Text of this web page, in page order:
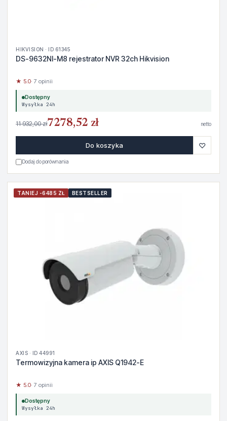
HIKVISION · ID 61345
DS-9632NI-M8 rejestrator NVR 32ch Hikvision
★ 5.0· 7 opinii
Dostępny
Wysyłka 24h
11 932,00 zł7278,52 zł netto
Do koszyka ♡
Dodaj do porównania
TANIEJ -6485 ZŁ BESTSELLER
AXIS · ID 44991
Termowizyjna kamera ip AXIS Q1942-E
★ 5.0· 7 opinii
Dostępny
Wysyłka 24h